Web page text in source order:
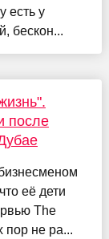
есть у
бескон...
после
её дети
The
пор не ра...